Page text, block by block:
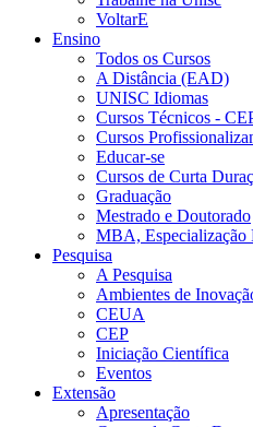
VoltarE
Ensino
Todos os Cursos
A Distância (EAD)
UNISC Idiomas
Cursos Técnicos -
Cursos
Educar-se
Cursos de Curta
Graduação
Mestrado e Doutorado
MBA, Especialização
Pesquisa
A Pesquisa
Ambientes de
CEUA
CEP
Iniciação Científica
Eventos
Extensão
Apresentação